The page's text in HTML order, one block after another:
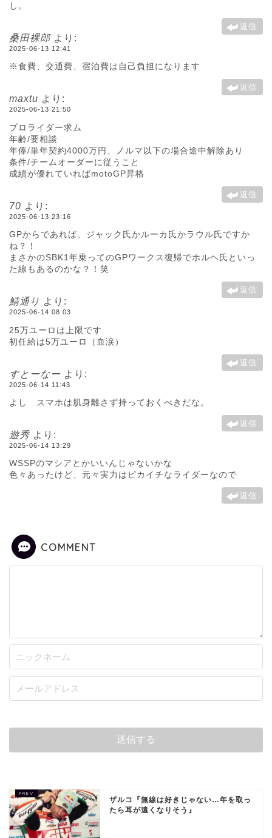
し。
返信
桑田裸郎 より:
2025-06-13 12:41
※食費、交通費、宿泊費は自己負担になります
返信
maxtu より:
2025-06-13 21:50
プロライダー求ム
年齢/要相談
年俸/単年契約4000万円、ノルマ以下の場合途中解除あり
条件/チームオーダーに従うこと
成績が優れていればmotoGP昇格
返信
70 より:
2025-06-13 23:16
GPからであれば、ジャック氏かルーカ氏かラウル氏ですか
ね？！
まさかのSBK1年乗ってのGPワークス復帰でホルヘ氏といっ
た線もあるのかな？！笑
返信
鯖通り より:
2025-06-14 08:03
25万ユーロは上限です
初任給は5万ユーロ（血涙）
返信
すとーなー より:
2025-06-14 11:43
よし スマホは肌身離さず持っておくべきだな。
返信
遊秀 より:
2025-06-14 13:29
WSSPのマシアとかいいんじゃないかな
色々あったけど、元々実力はピカイチなライダーなので
返信
COMMENT
ザルコ『無線は好きじゃない…年を取っ
たら耳が遠くなりそう』